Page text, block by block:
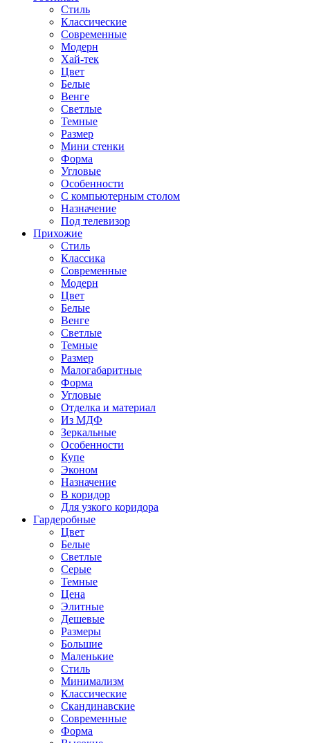
Стиль
Классические
Современные
Модерн
Хай-тек
Цвет
Белые
Венге
Светлые
Темные
Размер
Мини стенки
Форма
Угловые
Особенности
С компьютерным столом
Назначение
Под телевизор
Прихожие
Стиль
Классика
Современные
Модерн
Цвет
Белые
Венге
Светлые
Темные
Размер
Малогабаритные
Форма
Угловые
Отделка и материал
Из МДФ
Зеркальные
Особенности
Купе
Эконом
Назначение
В коридор
Для узкого коридора
Гардеробные
Цвет
Белые
Светлые
Серые
Темные
Цена
Элитные
Дешевые
Размеры
Большие
Маленькие
Стиль
Минимализм
Классические
Скандинавские
Современные
Форма